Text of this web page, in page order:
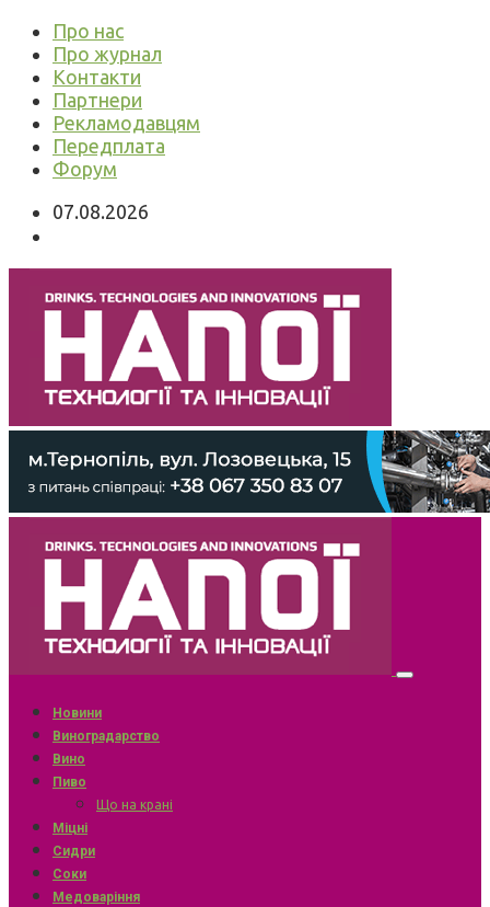
Про нас
Про журнал
Контакти
Партнери
Рекламодавцям
Передплата
Форум
07.08.2026
Новини
Виноградарство
Вино
Пиво
Що на крані
Міцні
Сидри
Соки
Медоваріння